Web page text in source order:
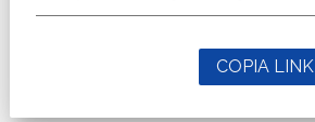
COPIA LINK